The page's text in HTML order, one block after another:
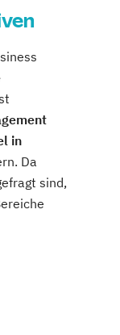
in
Da
sind,